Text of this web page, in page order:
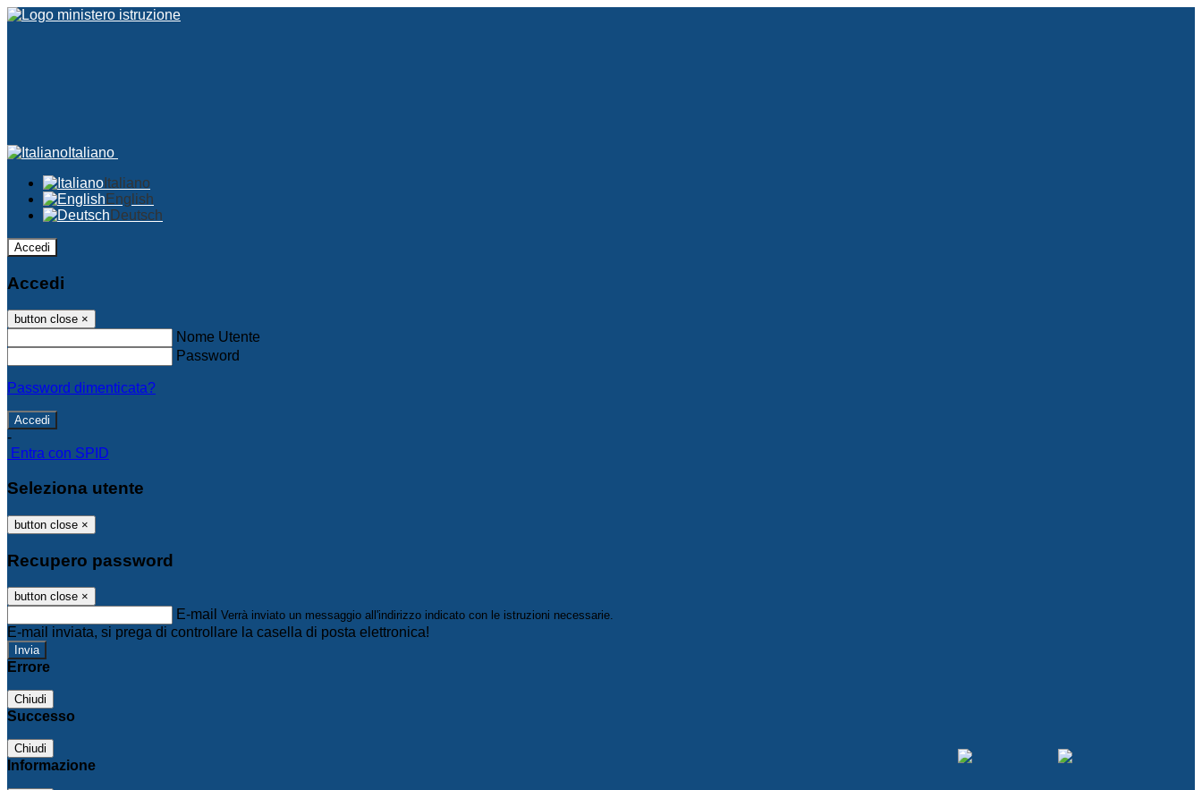
Italiano
Italiano
English
Deutsch
Accedi
Accedi
button close ×
Nome Utente
Password
Password dimenticata?
-
Entra con SPID
Seleziona utente
button close ×
Recupero password
button close ×
E-mail Verrà inviato un messaggio all'indirizzo indicato con le istruzioni necessarie.
E-mail inviata, si prega di controllare la casella di posta elettronica!
Errore
Chiudi
Successo
Chiudi
Informazione